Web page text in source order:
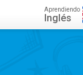
Aprendiendo
Inglés